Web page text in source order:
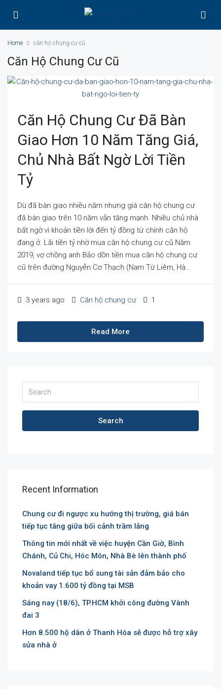
Home căn hộ chung cư cũ
Căn Hộ Chung Cư Cũ
Căn Hộ Chung Cư Đã Bàn
Giao Hơn 10 Năm Tăng Giá,
Chủ Nhà Bất Ngờ Lời Tiền
Tỷ
Dù đã bàn giao nhiều năm nhưng giá căn hộ chung cư
đã bàn giao trên 10 năm vẫn tăng mạnh. Nhiều chủ nhà
bất ngờ vì khoản tiền lời đến tỷ đồng từ chính căn hộ
đang ở. Lãi tiền tỷ nhờ mua căn hộ chung cư cũ Năm
2019, vợ chồng anh Bảo dồn tiền mua căn hộ chung cư
cũ trên đường Nguyễn Cơ Thạch (Nam Từ Liêm, Hà...
3 years ago Căn hộ chung cư 1
Read More
Search
Recent Information
Chung cư đi ngược xu hướng thị trường, giá bán
tiếp tục tăng giữa bối cảnh trầm lắng
Thông tin mới nhất về việc huyện Cần Giờ, Bình
Chánh, Củ Chi, Hóc Môn, Nhà Bè lên thành phố
Novaland tiếp tục bổ sung tài sản đảm bảo cho
khoản vay 1.600 tỷ đồng tại MSB
Sáng nay (18/6), TP.HCM khởi công đường Vành
đai 3
Hơn 8.500 hộ dân ở Thanh Hóa sẽ được hỗ trợ xây
sửa nhà ở